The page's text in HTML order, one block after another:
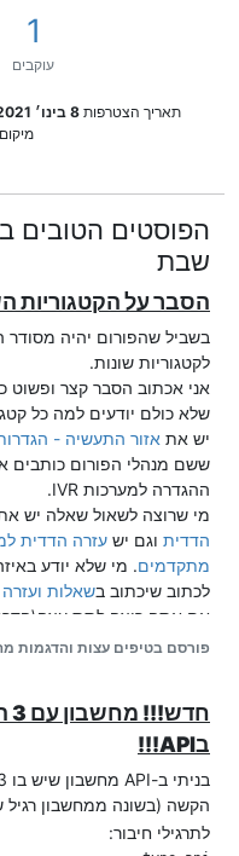
1
עוקבים
תאריך הצטרפות 8 בינו׳ 2021, 13:28
הפוסטים הטובים
שבת
הסבר על הקטגוריות
בשביל שהפורום יהיה מסודר
לקטגוריות שונות.
אני אכתוב הסבר קצר ופשוט
שלא כולם יודעים למה כל
יש את אזור התעשיה -
ששם מנהלי הפורום כותבים
ההגדרה למערכות IVR.
מי שרוצה לשאול שאלה יש
הדדית וגם יש עזרה הדדית
מתקדמים. מי שלא יודע
לכתוב שיכתוב בשאלות
אם אתה רוצה לתת
למשתמשים יש אתטיפים
ממשתמשים(הרבה
שאלות בקטגורייה של הסברים
ממשתמשים וזה מאוד
לכתוב להם תגובה ב. יש
להתראות מנושאים חדשים
מסודרים ממשתמשים והם
פורסם בטיפים עצות והדגמות
בAPI!!!
הקשה (בשונה ממחשבון רגיל
לתרגילי חיבור: